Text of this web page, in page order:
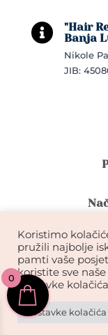

"Hair
Banja
Nikole
JIB:
Koristimo
pružili najbolje
pamti vaše
koristite sve
postavke
Postavke kolačića
0